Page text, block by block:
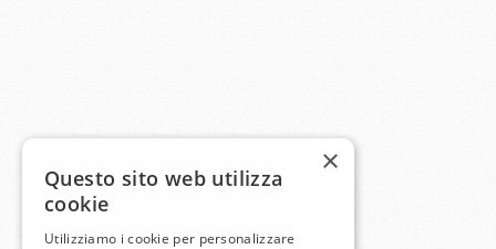
×
Questo sito web utilizza
cookie
Utilizziamo i cookie per personalizzare